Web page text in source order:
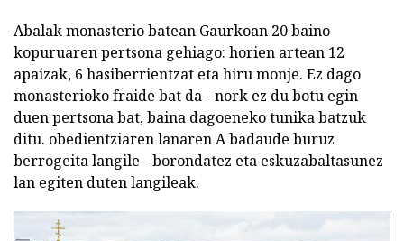
Abalak monasterio batean Gaurkoan 20 baino
kopuruaren pertsona gehiago: horien artean 12
apaizak, 6 hasiberrientzat eta hiru monje. Ez dago
monasterioko fraide bat da - nork ez du botu egin
duen pertsona bat, baina dagoeneko tunika batzuk
ditu. obedientziaren lanaren A badaude buruz
berrogeita langile - borondatez eta eskuzabaltasunez
lan egiten duten langileak.